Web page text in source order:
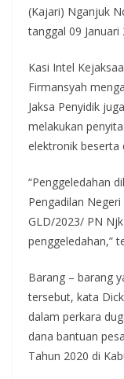
(Kajari) Nganjuk
tanggal 09 Januari
Kasi Intel
Firmansyah
Jaksa Penyidik juga
melakukan
elektronik beserta
“Penggeledahan
Pengadilan
GLD/2023/ PN
penggeledahan,”
Barang – barang
tersebut, kata
dalam perkara
dana bantuan
Tahun 2020 di